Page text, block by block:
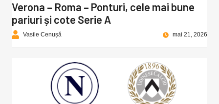
Verona – Roma – Ponturi, cele mai bune
pariuri și cote Serie A
Vasile Cenușă mai 21, 2026